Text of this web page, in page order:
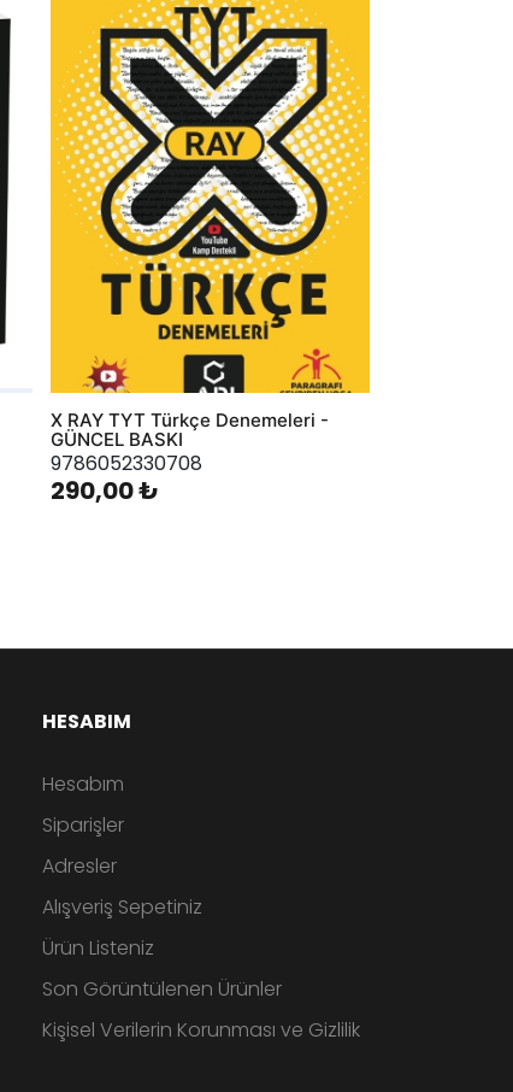
AddToWishlist
X RAY TYT Türkçe Denemeleri -
GÜNCEL BASKI
9786052330708
290,00 ₺
HESABIM
Hesabım
Siparişler
Adresler
Alışveriş Sepetiniz
Ürün Listeniz
Son Görüntülenen Ürünler
Kişisel Verilerin Korunması ve Gizlilik